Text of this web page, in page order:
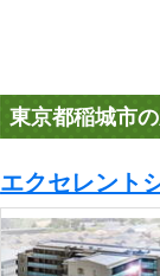
東京都稲城市
エクセレント